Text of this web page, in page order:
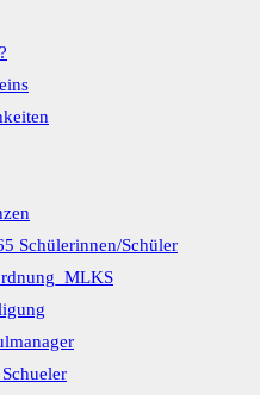
Schülerinnen/Schüler